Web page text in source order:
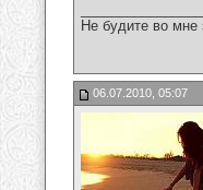
Не будите во мне
06.07.2010, 05:07